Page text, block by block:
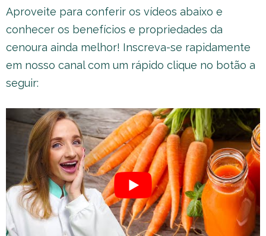
Aproveite para conferir os vídeos abaixo e
conhecer os benefícios e propriedades da
cenoura ainda melhor! Inscreva-se rapidamente
em nosso canal com um rápido clique no botão a
seguir: